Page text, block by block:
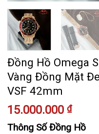
Đồng Hồ Omega
Vàng Đồng Mặt
VSF 42mm
15.000.000 ₫
Thông Số Đồng Hồ